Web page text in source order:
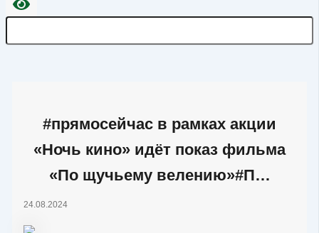
#прямосейчас в рамках акции
«Ночь кино» идёт показ фильма
«По щучьему велению»#П…
24.08.2024